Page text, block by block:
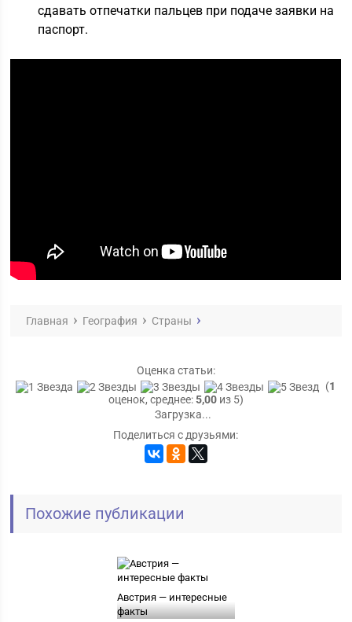
сдавать отпечатки пальцев при подаче заявки на
паспорт.
Главная География Страны
Оценка статьи:
(1
оценок, среднее:5,00из 5)
Загрузка...
Поделиться с друзьями:
Похожие публикации
Австрия — интересные
факты